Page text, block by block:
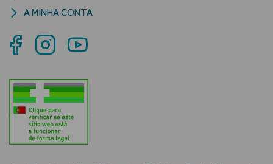
Protetores
Protetores
Rosto
Protetores
Solares de
Corpo
A MINHA CONTA